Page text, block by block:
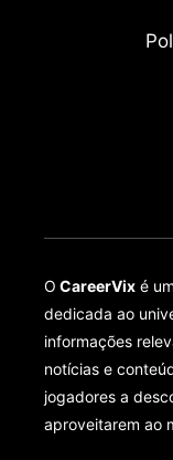
O CareerVix é
dedicada ao
informações
notícias e
jogadores a
aproveitarem ao